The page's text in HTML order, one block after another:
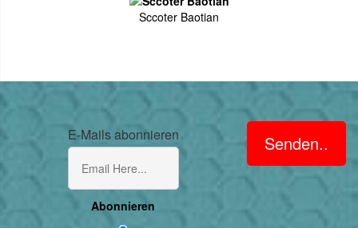
Sccoter Baotian
E-Mails abonnieren
Abonnieren
Senden..